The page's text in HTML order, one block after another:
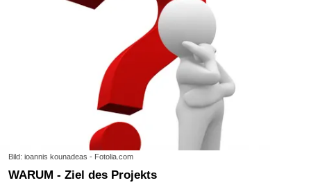
Bild: ioannis kounadeas - Fotolia.com
WARUM - Ziel des Projekts